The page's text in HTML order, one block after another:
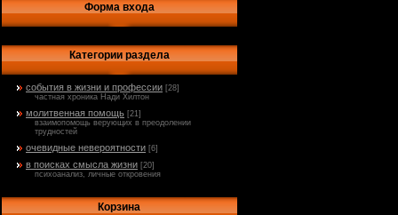
Форма входа
Категории раздела
события в жизни и профессии [28]
частная хроника Нади Хилтон
молитвенная помощь [21]
взаимопомощь верующих в преодолении
трудностей
очевидные невероятности [6]
в поисках смысла жизни [20]
психоанализ, личные откровения
Корзина